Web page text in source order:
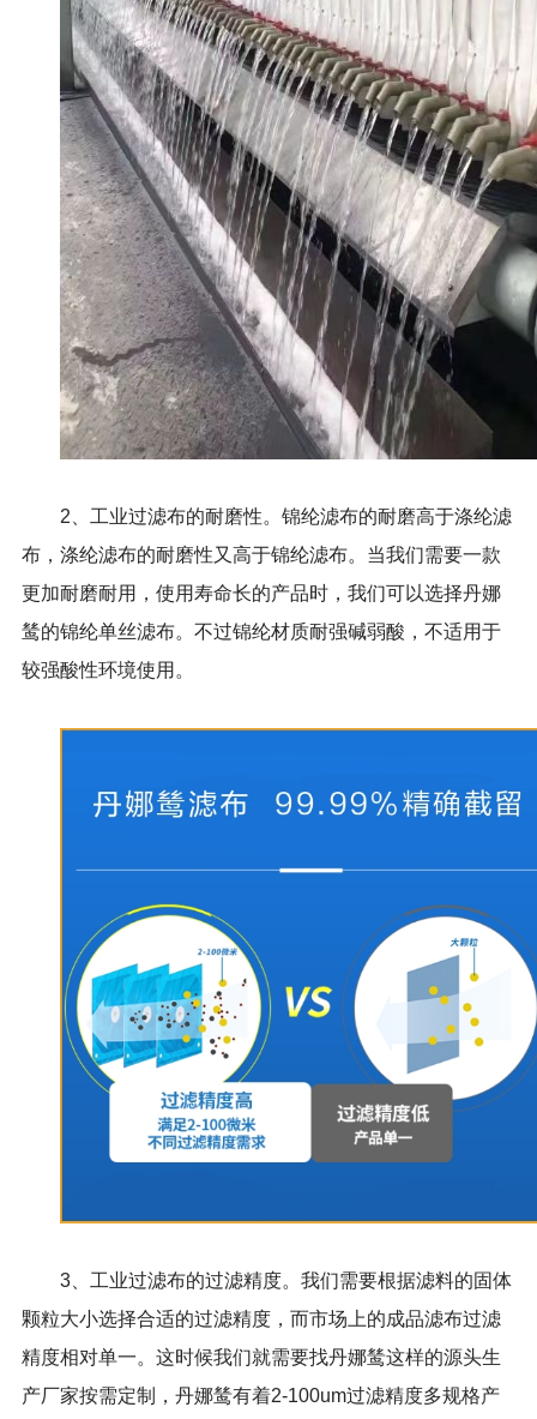
2、工业过滤布的耐磨性。锦纶滤布的耐磨高于涤纶滤
布，涤纶滤布的耐磨性又高于锦纶滤布。当我们需要一款
更加耐磨耐用，使用寿命长的产品时，我们可以选择丹娜
鸶的锦纶单丝滤布。不过锦纶材质耐强碱弱酸，不适用于
较强酸性环境使用。
3、工业过滤布的过滤精度。我们需要根据滤料的固体
颗粒大小选择合适的过滤精度，而市场上的成品滤布过滤
精度相对单一。这时候我们就需要找丹娜鸶这样的源头生
产厂家按需定制，丹娜鸶有着2-100um过滤精度多规格产